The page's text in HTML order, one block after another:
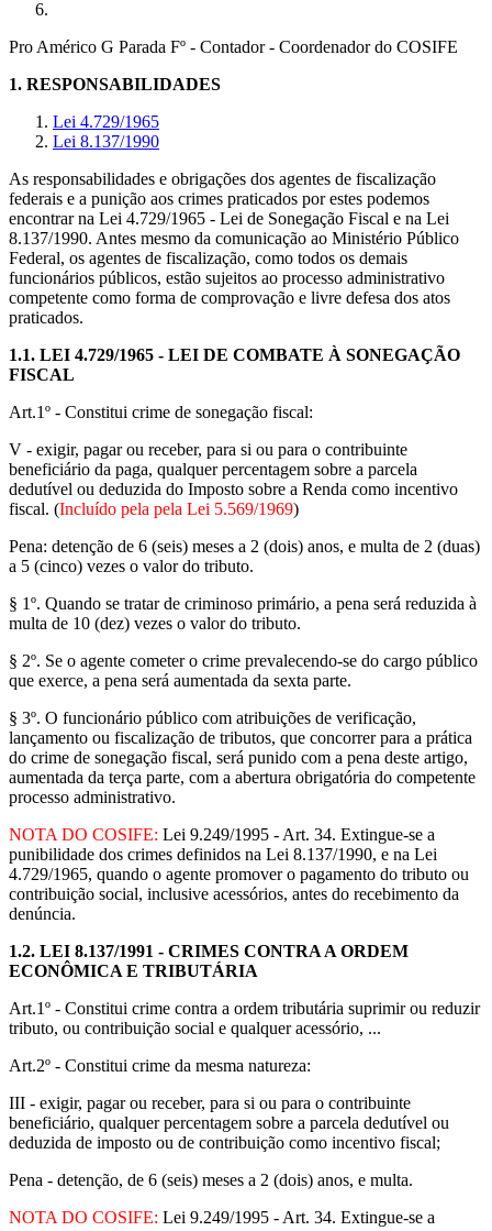
Pro Américo G Parada Fº - Contador - Coordenador do COSIFE
1. RESPONSABILIDADES
Lei 4.729/1965
Lei 8.137/1990
As responsabilidades e obrigações dos agentes de fiscalização
federais e a punição aos crimes praticados por estes podemos
encontrar na Lei 4.729/1965 - Lei de Sonegação Fiscal e na Lei
8.137/1990. Antes mesmo da comunicação ao Ministério Público
Federal, os agentes de fiscalização, como todos os demais
funcionários públicos, estão sujeitos ao processo administrativo
competente como forma de comprovação e livre defesa dos atos
praticados.
1.1. LEI 4.729/1965 - LEI DE COMBATE À SONEGAÇÃO
FISCAL
Art.1º - Constitui crime de sonegação fiscal:
V - exigir, pagar ou receber, para si ou para o contribuinte
beneficiário da paga, qualquer percentagem sobre a parcela
dedutível ou deduzida do Imposto sobre a Renda como incentivo
fiscal. (Incluído pela pela Lei 5.569/1969)
Pena: detenção de 6 (seis) meses a 2 (dois) anos, e multa de 2 (duas)
a 5 (cinco) vezes o valor do tributo.
§ 1º. Quando se tratar de criminoso primário, a pena será reduzida à
multa de 10 (dez) vezes o valor do tributo.
§ 2º. Se o agente cometer o crime prevalecendo-se do cargo público
que exerce, a pena será aumentada da sexta parte.
§ 3º. O funcionário público com atribuições de verificação,
lançamento ou fiscalização de tributos, que concorrer para a prática
do crime de sonegação fiscal, será punido com a pena deste artigo,
aumentada da terça parte, com a abertura obrigatória do competente
processo administrativo.
NOTA DO COSIFE: Lei 9.249/1995 - Art. 34. Extingue-se a
punibilidade dos crimes definidos na Lei 8.137/1990, e na Lei
4.729/1965, quando o agente promover o pagamento do tributo ou
contribuição social, inclusive acessórios, antes do recebimento da
denúncia.
1.2. LEI 8.137/1991 - CRIMES CONTRA A ORDEM
ECONÔMICA E TRIBUTÁRIA
Art.1º - Constitui crime contra a ordem tributária suprimir ou reduzir
tributo, ou contribuição social e qualquer acessório, ...
Art.2º - Constitui crime da mesma natureza:
III - exigir, pagar ou receber, para si ou para o contribuinte
beneficiário, qualquer percentagem sobre a parcela dedutível ou
deduzida de imposto ou de contribuição como incentivo fiscal;
Pena - detenção, de 6 (seis) meses a 2 (dois) anos, e multa.
NOTA DO COSIFE: Lei 9.249/1995 - Art. 34. Extingue-se a